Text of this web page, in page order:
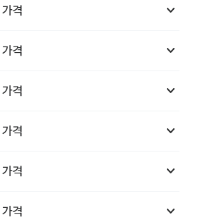
가격 keyboard_arrow_down
가격 keyboard_arrow_down
가격 keyboard_arrow_down
가격 keyboard_arrow_down
가격 keyboard_arrow_down
가격 keyboard_arrow_down